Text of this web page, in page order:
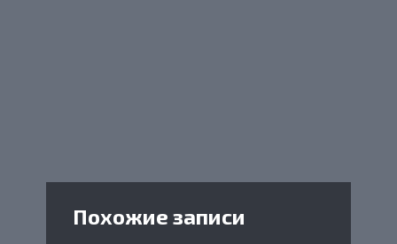
Похожие записи